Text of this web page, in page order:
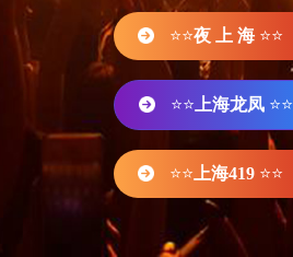
⭐⭐夜 上 海 ⭐⭐
⭐⭐ 上海龙凤 ⭐⭐
⭐⭐ 上海419 ⭐⭐